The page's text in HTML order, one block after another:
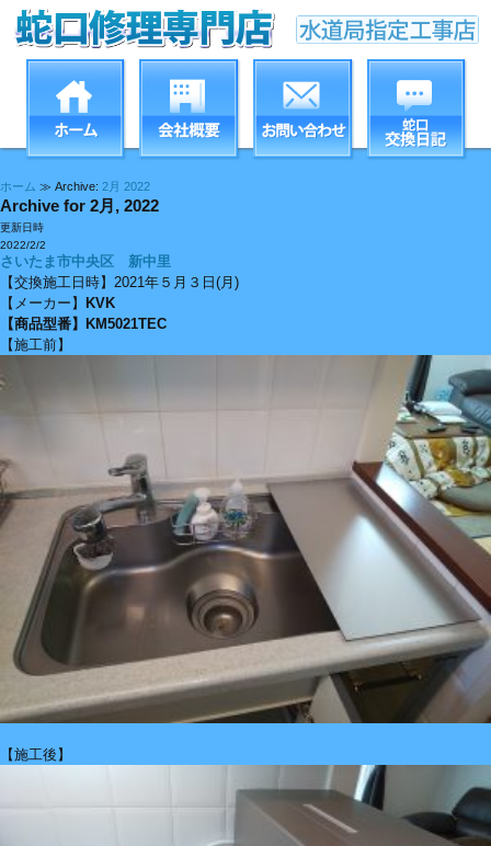
ホーム ≫ Archive: 2月 2022
Archive for 2月, 2022
更新日時
2022/2/2
さいたま市中央区 新中里
【交換施工日時】2021年５月３日(月)
【メーカー】
KVK
【商品型番】
KM5021TEC
【施工前】
【施工後】